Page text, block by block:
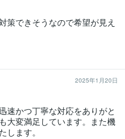
策できそうなので希望が見え
2025年1月20日
速かつ丁寧な対応をありがと
大変満足しています。また機
します。